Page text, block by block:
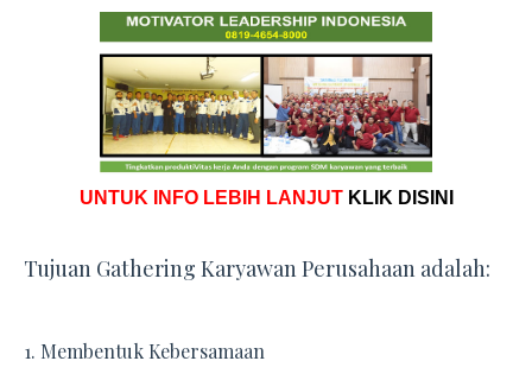
UNTUK INFO LEBIH LANJUT KLIK DISINI
Tujuan Gathering Karyawan Perusahaan adalah:
1. Membentuk Kebersamaan